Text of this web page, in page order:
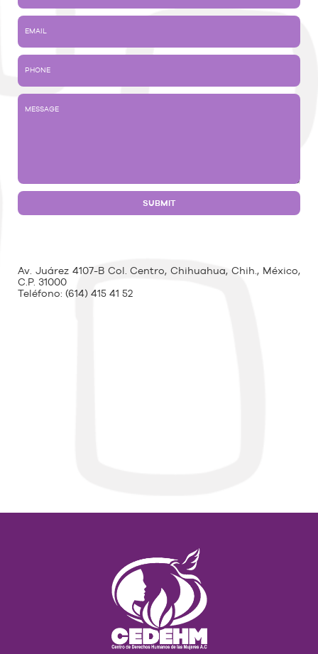
Av. Juárez 4107-B Col. Centro, Chihuahua, Chih., México,
C.P. 31000
Teléfono: (614) 415 41 52